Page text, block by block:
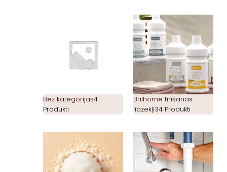
Bez kategorijas4
Produkti
Brilhome tīrīšanas
līdzekļi34 Produkti